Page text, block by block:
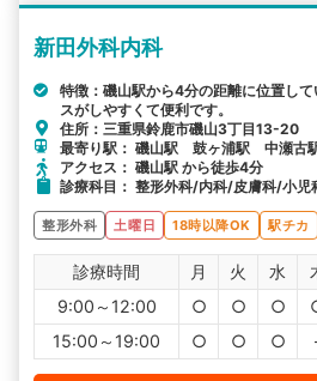
新田外科内科
特徴：磯山駅から4分の距離に位置し
スがしやすくて便利です。
住所：三重県鈴鹿市磯山3丁目13-20
最寄り駅： 磯山駅 鼓ヶ浦駅 中瀬古
アクセス： 磯山駅 から徒歩4分
診療科目： 整形外科/内科/皮膚科/小児
整形外科 土曜日 18時以降OK 駅チカ
診療時間 月 火 水
9:00～12:00
○ ○ ○
15:00～19:00
○ ○ ○